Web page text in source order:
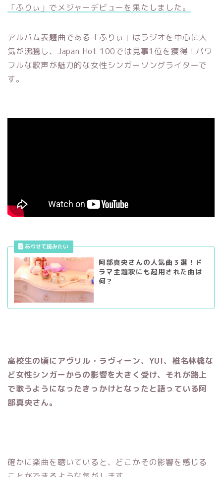
「ふりぃ」でメジャーデビューを果たしました。
アルバム表題曲である「ふりぃ」はラジオを中心に人
気が沸騰し、Japan Hot 100では見事1位を獲得！パワ
フルな歌声が魅力的な女性シンガーソングライターで
す。
阿部真央さんの人気曲３選！ド
ラマ主題歌にも起用された曲は
何？
高校生の頃にアヴリル・ラヴィーン、YUI、椎名林檎な
ど女性シンガーからの影響を大きく受け、それが路上
で歌うようになったきっかけとなったと語っている阿
部真央さん。
確かに楽曲を聴いていると、どこかその影響を感じる